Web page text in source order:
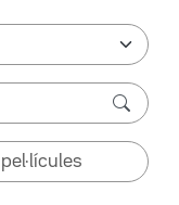
pel·lícules